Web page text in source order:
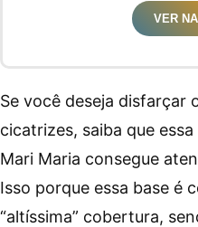
VER
Se você deseja disfarçar
cicatrizes, saiba que
Mari Maria consegue
Isso porque essa base é
“altíssima” cobertura,